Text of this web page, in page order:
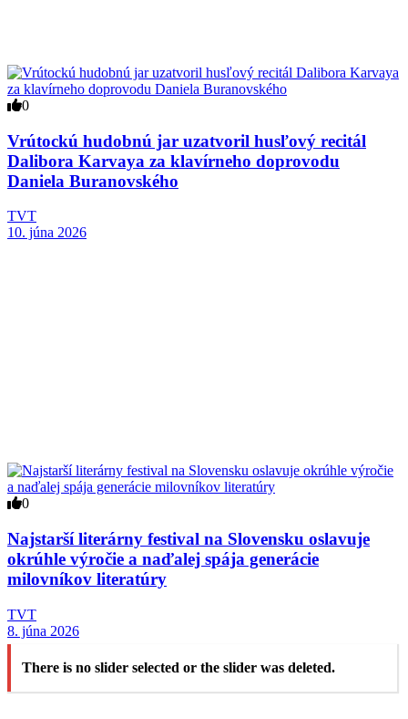
0
Vrútockú hudobnú jar uzatvoril husľový recitál
Dalibora Karvaya za klavírneho doprovodu
Daniela Buranovského
TVT
10. júna 2026
0
Najstarší literárny festival na Slovensku oslavuje
okrúhle výročie a naďalej spája generácie
milovníkov literatúry
TVT
8. júna 2026
There is no slider selected or the slider was deleted.